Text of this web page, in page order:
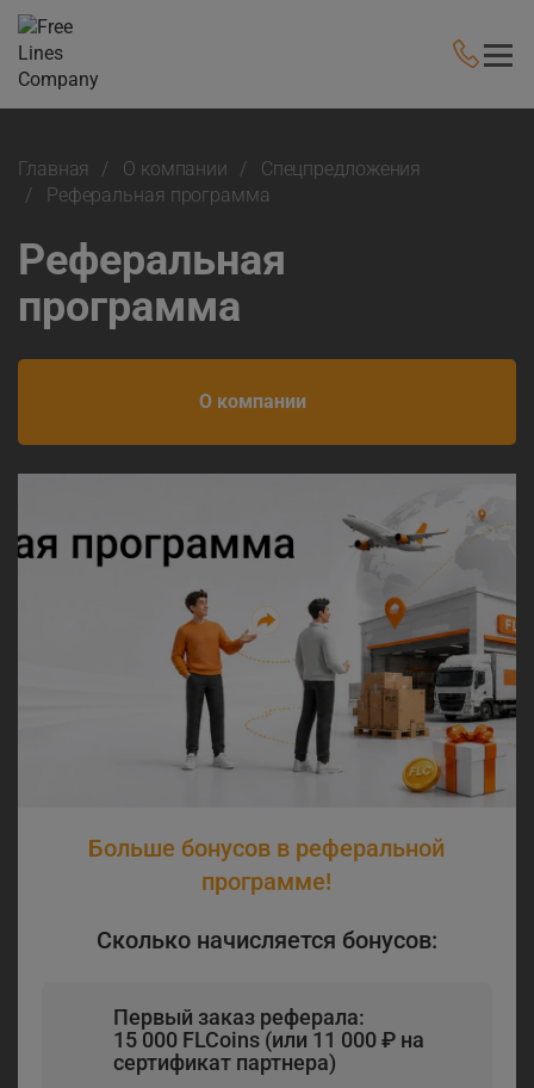
Главная О компании
Cпецпредложения
Реферальная программа
Реферальная
программа
О компании
Больше бонусов в реферальной
программе!
Сколько начисляется бонусов:
Первый заказ реферала:
15 000 FLCoins (или 11 000 ₽ на
сертификат партнера)